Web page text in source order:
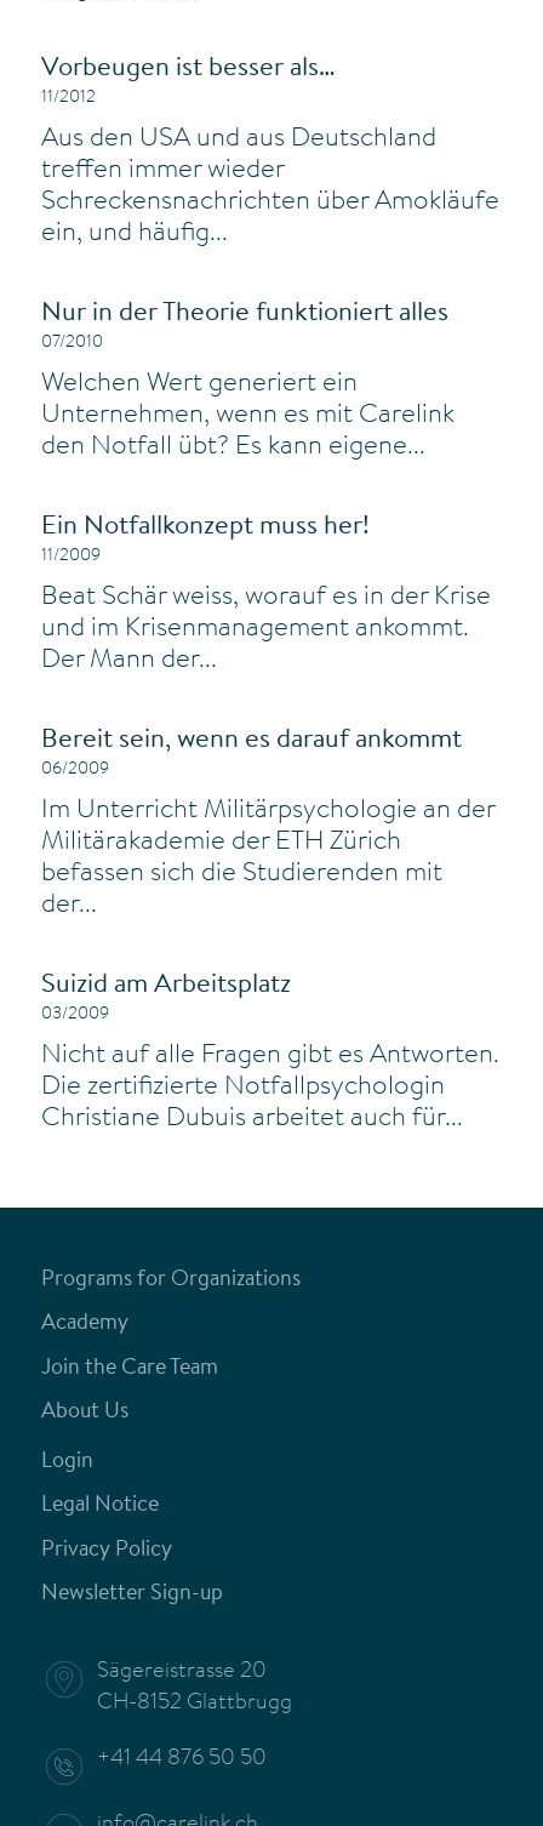
Vorbeugen ist besser als…
11/2012
Aus den USA und aus Deutschland
treffen immer wieder
Schreckensnachrichten über Amokläufe
ein, und häufig...
Nur in der Theorie funktioniert alles
07/2010
Welchen Wert generiert ein
Unternehmen, wenn es mit Carelink
den Notfall übt? Es kann eigene...
Ein Notfallkonzept muss her!
11/2009
Beat Schär weiss, worauf es in der Krise
und im Krisenmanagement ankommt.
Der Mann der...
Bereit sein, wenn es darauf ankommt
06/2009
Im Unterricht Militärpsychologie an der
Militärakademie der ETH Zürich
befassen sich die Studierenden mit
der...
Suizid am Arbeitsplatz
03/2009
Nicht auf alle Fragen gibt es Antworten.
Die zertifizierte Notfallpsychologin
Christiane Dubuis arbeitet auch für...
Programs for Organizations
Academy
Join the Care Team
About Us
Login
Legal Notice
Privacy Policy
Newsletter Sign-up
Sägereistrasse 20
CH-8152 Glattbrugg
+41 44 876 50 50